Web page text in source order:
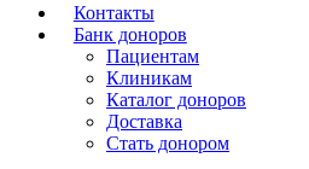
Контакты
Банк доноров
Пациентам
Клиникам
Каталог доноров
Доставка
Стать донором